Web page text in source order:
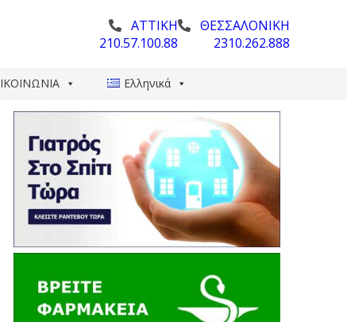
ΑΤΤΙΚΗ
210.57.100.88
ΘΕΣΣΑΛΟΝΙΚΗ
2310.262.888
Ελληνικά